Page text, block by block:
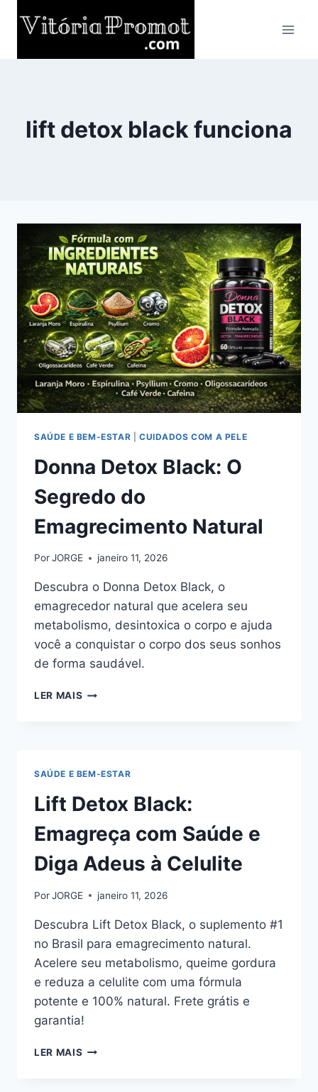
lift detox black funciona
SAÚDE E BEM-ESTAR CUIDADOS COM A PELE
Donna Detox Black: O
Segredo do
Emagrecimento Natural
PorJORGE janeiro 11, 2026
Descubra o Donna Detox Black, o
emagrecedor natural que acelera seu
metabolismo, desintoxica o corpo e ajuda
você a conquistar o corpo dos seus sonhos
de forma saudável.
LER MAIS DONNA
NATURAL
SAÚDE E BEM-ESTAR
Lift Detox Black:
Emagreça com Saúde e
Diga Adeus à Celulite
PorJORGE janeiro 11, 2026
Descubra Lift Detox Black, o suplemento #1
no Brasil para emagrecimento natural.
Acelere seu metabolismo, queime gordura
e reduza a celulite com uma fórmula
potente e 100% natural. Frete grátis e
garantia!
LER MAIS LIFT